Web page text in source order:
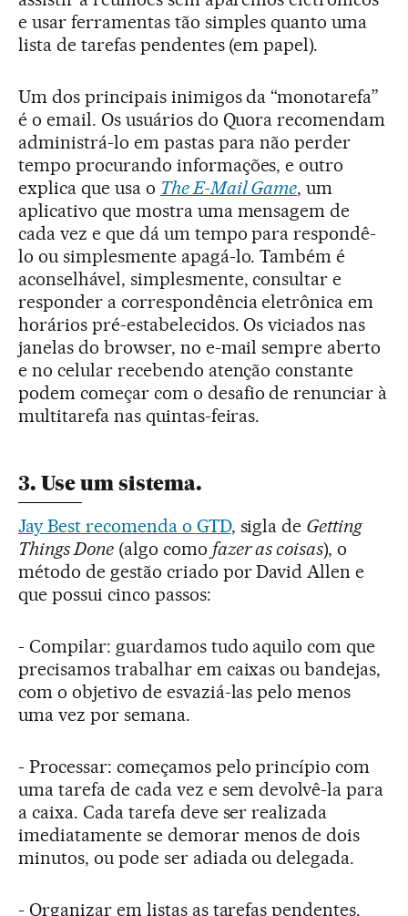
e usar ferramentas tão simples quanto uma
lista de tarefas pendentes (em papel).
Um dos principais inimigos da “monotarefa”
é o email. Os usuários do Quora recomendam
administrá-lo em pastas para não perder
tempo procurando informações, e outro
explica que usa o The E-Mail Game, um
aplicativo que mostra uma mensagem de
cada vez e que dá um tempo para respondê-
lo ou simplesmente apagá-lo. Também é
aconselhável, simplesmente, consultar e
responder a correspondência eletrônica em
horários pré-estabelecidos. Os viciados nas
janelas do browser, no e-mail sempre aberto
e no celular recebendo atenção constante
podem começar com o desafio de renunciar à
multitarefa nas quintas-feiras.
3. Use um sistema.
Jay Best recomenda o GTD, sigla de Getting
Things Done(algo como fazer as coisas), o
método de gestão criado por David Allen e
que possui cinco passos:
- Compilar: guardamos tudo aquilo com que
precisamos trabalhar em caixas ou bandejas,
com o objetivo de esvaziá-las pelo menos
uma vez por semana.
- Processar: começamos pelo princípio com
uma tarefa de cada vez e sem devolvê-la para
a caixa. Cada tarefa deve ser realizada
imediatamente se demorar menos de dois
minutos, ou pode ser adiada ou delegada.
- Organizar em listas as tarefas pendentes.